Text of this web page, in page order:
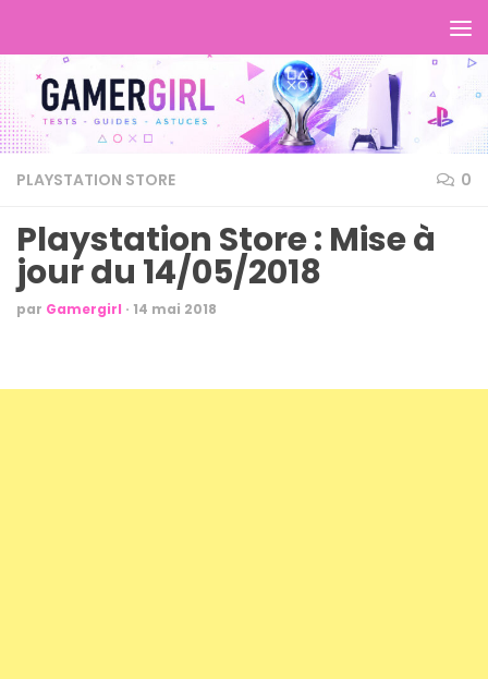
PLAYSTATION STORE 0
Playstation Store : Mise à
jour du 14/05/2018
par Gamergirl · 14 mai 2018